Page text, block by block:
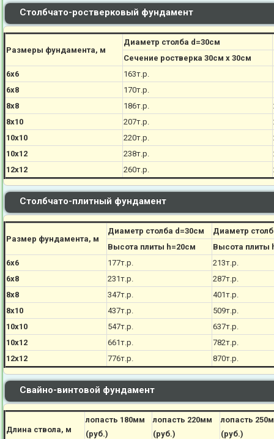
Столбчато-ростверковый фундамент
Размеры фундамента, м
Диаметр столба d=30см
Сечение ростверка 30см х 30см
6х6
163т.р.
6х8
170т.р.
8х8
186т.р.
8х10
207т.р.
10х10
220т.р.
10х12
238т.р.
12х12
260т.р.
Столбчато-плитный фундамент
Размер фундамента, м
Диаметр столба d=30см
Диаметр
Высота плиты h=20см
Высота плиты
6х6
177т.р. 213т.р.
6х8
231т.р. 287т.р.
8х8
347т.р. 401т.р.
8х10
437т.р. 509т.р.
10х10
547т.р. 637т.р.
10х12
661т.р. 782т.р.
12х12
776т.р. 870т.р.
Свайно-винтовой фундамент
Длина ствола, м
лопасть 180мм
(руб.)
лопасть 220мм
(руб.)
лопасть
(руб.)